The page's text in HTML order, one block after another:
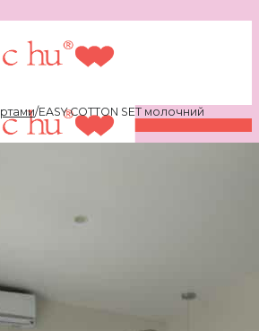
/EASY COTTON SET молочний